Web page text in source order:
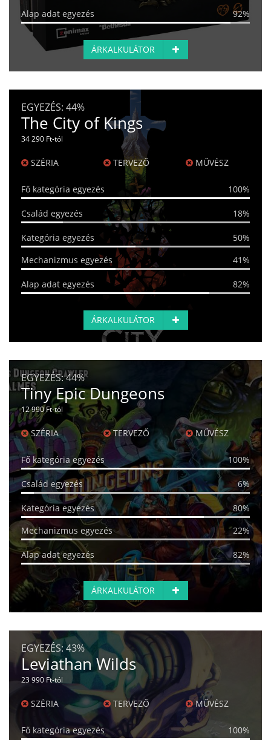
Alap adat egyezés 92%
ÁRKALKULÁTOR
EGYEZÉS: 44%
The City of Kings
34 290 Ft-tól
SZÉRIA TERVEZŐ MŰVÉSZ
Fő kategória egyezés 100%
Család egyezés 18%
Kategória egyezés
50%
Mechanizmus egyezés
41%
Alap adat egyezés 82%
ÁRKALKULÁTOR
EGYEZÉS:44%
Tiny Epic Dungeons
12 990 Ft-tól
SZÉRIA TERVEZŐ MŰVÉSZ
Fő kategória egyezés 100%
Család egyezés 6%
Kategória egyezés
80%
Mechanizmus egyezés
22%
Alap adat egyezés 82%
ÁRKALKULÁTOR
EGYEZÉS: 43%
Leviathan Wilds
23 990 Ft-tól
SZÉRIA TERVEZŐ MŰVÉSZ
Fő kategória egyezés 100%